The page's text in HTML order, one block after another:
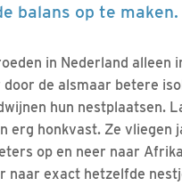
balans op te maken.
in Nederland alleen
door de alsmaar betere
hun nestplaatsen.
erg honkvast. Ze vliegen
op en neer naar
naar exact hetzelfde